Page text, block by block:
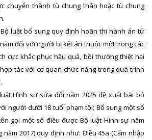
chuyển thành tù chung thân hoặc tù chung
luật bổ sung quy định hoãn thi hành án tử
đối với người bị kết án thuộc một trong các
cực khắc phục hậu quả, bồi thường thiệt hại
tác với cơ quan chức năng trong quá trình
Hình sự sửa đổi năm 2025 đề xuất bãi bỏ
người dưới 18 tuổi phạm tội; Bổ sung một số
gọi một số điều được Bộ luật Hình sự năm
năm 2017) quy định như: Điều 45a (Cấm nhập